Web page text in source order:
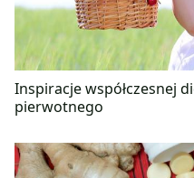
Inspiracje współczesnej
pierwotnego